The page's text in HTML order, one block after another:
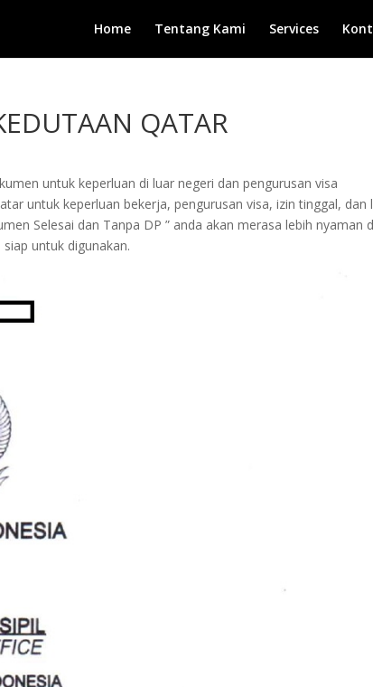
Home Tentang Kami Services
QATAR
untuk keperluan di luar negeri dan pengurusan visa
untuk keperluan bekerja, pengurusan visa, izin tinggal, dan
Selesai dan Tanpa DP ” anda akan merasa lebih nyaman
untuk digunakan.